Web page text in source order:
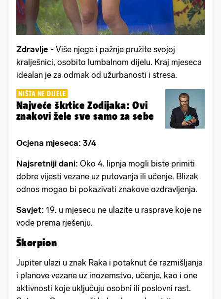
Zdravlje - Više njege i pažnje pružite svojoj
kralješnici, osobito lumbalnom dijelu. Kraj mjeseca
idealan je za odmak od užurbanosti i stresa.
NIŠTA NE DIJELE
Najveće škrtice Zodijaka: Ovi
znakovi žele sve samo za sebe
Ocjena mjeseca: 3/4
Najsretniji dani: Oko 4. lipnja mogli biste primiti
dobre vijesti vezane uz putovanja ili učenje. Blizak
odnos mogao bi pokazivati ​​znakove ozdravljenja.
Savjet: 19. u mjesecu ne ulazite u rasprave koje ne
vode prema rješenju.
Škorpion
Jupiter ulazi u znak Raka i potaknut će razmišljanja
i planove vezane uz inozemstvo, učenje, kao i one
aktivnosti koje uključuju osobni ili poslovni rast.